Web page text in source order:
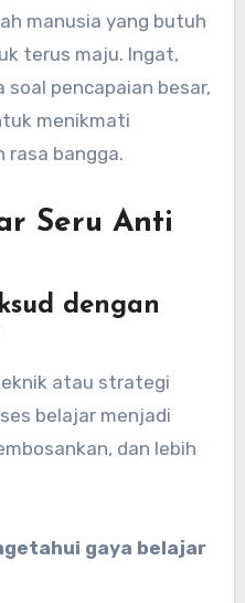
manusia yang butuh
terus maju. Ingat,
soal pencapaian besar,
menikmati
rasa bangga.
Seru Anti
dengan
atau strategi
belajar menjadi
dan lebih
gaya belajar